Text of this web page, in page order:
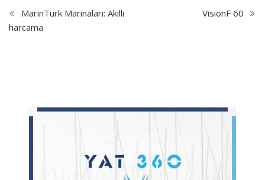
MarinTurk Marinaları: Akıllı
harcama
VisionF 60